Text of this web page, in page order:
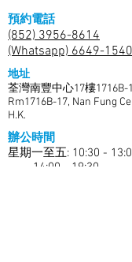
預約電話
(852) 3956-8614
(Whatsapp) 6649-1540
地址
荃灣南豐中心17樓1716B-
Rm1716B-17, Nan Fung
H.K.
辦公時間
星期一至五:
14:00 - 19:30